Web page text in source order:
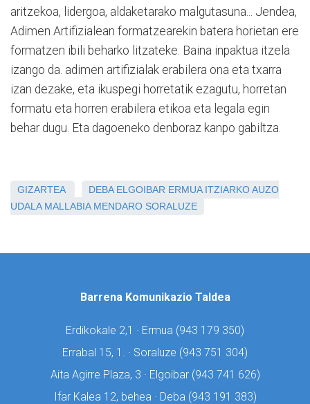
aritzekoa, lidergoa, aldaketarako malgutasuna... Jendea,
Adimen Artifizialean formatzearekin batera horietan ere
formatzen ibili beharko litzateke. Baina inpaktua itzela
izango da. adimen artifizialak erabilera ona eta txarra
izan dezake, eta ikuspegi horretatik ezagutu, horretan
formatu eta horren erabilera etikoa eta legala egin
behar dugu. Eta dagoeneko denboraz kanpo gabiltza.
GIZARTEA DEBA ELGOIBAR ERMUA ITZIARKO AUZO
UDALA MALLABIA MENDARO SORALUZE
Barrena Komunikazio Taldea
Erdikokale 2,1 · Ermua (943 179 350)
Errabal 15, 1. · Soraluze (943 751 304)
Aita Agirre Plaza, 3 · Elgoibar (943 741 626)
Ifar Kalea 12, behea · Deba (943 191 383)